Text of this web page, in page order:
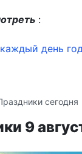
:
день
сегодня
9